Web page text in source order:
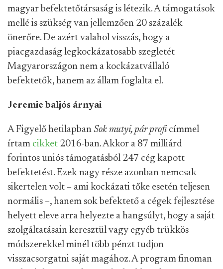
magyar befektetőtársaság is létezik. A támogatások
mellé is szükség van jellemzően 20 százalék
önerőre. De azért valahol visszás, hogy a
piacgazdaság legkockázatosabb szegletét
Magyarországon nem a kockázatvállaló
befektetők, hanem az állam foglalta el.
Jeremie baljós árnyai
A Figyelő hetilapban Sok mutyi, pár profi címmel
írtam cikket 2016-ban. Akkor a 87 milliárd
forintos uniós támogatásból 247 cég kapott
befektetést. Ezek nagy része azonban nemcsak
sikertelen volt – ami kockázati tőke esetén teljesen
normális –, hanem sok befektető a cégek fejlesztése
helyett eleve arra helyezte a hangsúlyt, hogy a saját
szolgáltatásain keresztül vagy egyéb trükkös
módszerekkel minél több pénzt tudjon
visszacsorgatni saját magához. A program finoman